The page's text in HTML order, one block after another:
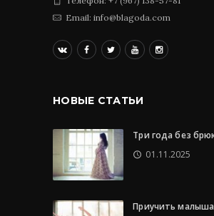
Email: info@blagoda.com
НОВЫЕ СТАТЬИ
Три года без
01.11.2025
Приучить малыша